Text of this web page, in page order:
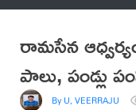
రామసేన
పాలు, పండ్లు
By U, VEERRAJU